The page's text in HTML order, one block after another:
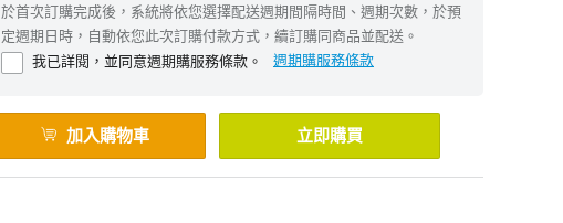
於首次訂購完成後，系統將依您選擇配送週期間隔時間、週期次數，於預
定週期日時，自動依您此次訂購付款方式，續訂購同商品並配送。
我已詳閱，並同意週期購服務條款。
週期購服務條款
加入購物車 立即購買